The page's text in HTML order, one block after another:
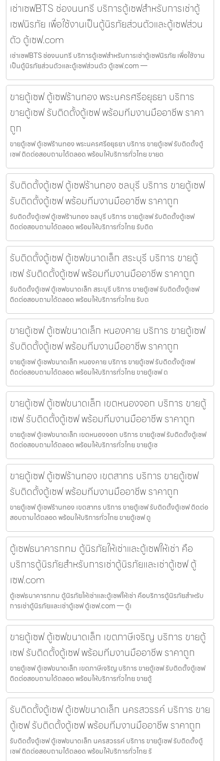
เช่าเซฟBTS ช่องนนทรี บริการตู้เซฟสำหรับการเช่าตู้
เซฟนิรภัย เพื่อใช้งานเป็นตู้นิรภัยส่วนตัวและตู้เซฟส่วน
ตัว ตู้เซฟ.com
เช่าเซฟBTS ช่องนนทรี บริการตู้เซฟสำหรับการเช่าตู้เซฟนิรภัย เพื่อใช้งาน
เป็นตู้นิรภัยส่วนตัวและตู้เซฟส่วนตัว ตู้เซฟ.com —
ขายตู้เซฟ ตู้เซฟร้านทอง พระนครศรีอยุธยา บริการ
ขายตู้เซฟ รับติดตั้งตู้เซฟ พร้อมทีมงานมืออาชีพ ราคา
ถูก
ขายตู้เซฟ ตู้เซฟร้านทอง พระนครศรีอยุธยา บริการ ขายตู้เซฟ รับติดตั้งตู้
เซฟ ติดต่อสอบถามได้ตลอด พร้อมให้บริการทั่วไทย ขายต
รับติดตั้งตู้เซฟ ตู้เซฟร้านทอง ชลบุรี บริการ ขายตู้เซฟ
รับติดตั้งตู้เซฟ พร้อมทีมงานมืออาชีพ ราคาถูก
รับติดตั้งตู้เซฟ ตู้เซฟร้านทอง ชลบุรี บริการ ขายตู้เซฟ รับติดตั้งตู้เซฟ
ติดต่อสอบถามได้ตลอด พร้อมให้บริการทั่วไทย รับติด
รับติดตั้งตู้เซฟ ตู้เซฟขนาดเล็ก สระบุรี บริการ ขายตู้
เซฟ รับติดตั้งตู้เซฟ พร้อมทีมงานมืออาชีพ ราคาถูก
รับติดตั้งตู้เซฟ ตู้เซฟขนาดเล็ก สระบุรี บริการ ขายตู้เซฟ รับติดตั้งตู้เซฟ
ติดต่อสอบถามได้ตลอด พร้อมให้บริการทั่วไทย รับต
ขายตู้เซฟ ตู้เซฟขนาดเล็ก หนองคาย บริการ ขายตู้เซฟ
รับติดตั้งตู้เซฟ พร้อมทีมงานมืออาชีพ ราคาถูก
ขายตู้เซฟ ตู้เซฟขนาดเล็ก หนองคาย บริการ ขายตู้เซฟ รับติดตั้งตู้เซฟ
ติดต่อสอบถามได้ตลอด พร้อมให้บริการทั่วไทย ขายตู้เซฟ ต
ขายตู้เซฟ ตู้เซฟขนาดเล็ก เขตหนองจอก บริการ ขายตู้
เซฟ รับติดตั้งตู้เซฟ พร้อมทีมงานมืออาชีพ ราคาถูก
ขายตู้เซฟ ตู้เซฟขนาดเล็ก เขตหนองจอก บริการ ขายตู้เซฟ รับติดตั้งตู้เซฟ
ติดต่อสอบถามได้ตลอด พร้อมให้บริการทั่วไทย ขายตู้เซ
ขายตู้เซฟ ตู้เซฟร้านทอง เขตสาทร บริการ ขายตู้เซฟ
รับติดตั้งตู้เซฟ พร้อมทีมงานมืออาชีพ ราคาถูก
ขายตู้เซฟ ตู้เซฟร้านทอง เขตสาทร บริการ ขายตู้เซฟ รับติดตั้งตู้เซฟ ติดต่อ
สอบถามได้ตลอด พร้อมให้บริการทั่วไทย ขายตู้เซฟ ตู
ตู้เซฟธนาคารกทม ตู้นิรภัยให้เช่าและตู้เซฟให้เช่า คือ
บริการตู้นิรภัยสำหรับการเช่าตู้นิรภัยและเช่าตู้เซฟ ตู้
เซฟ.com
ตู้เซฟธนาคารกทม ตู้นิรภัยให้เช่าและตู้เซฟให้เช่า คือบริการตู้นิรภัยสำหรับ
การเช่าตู้นิรภัยและเช่าตู้เซฟ ตู้เซฟ.com — ตู้เ
ขายตู้เซฟ ตู้เซฟขนาดเล็ก เขตภาษีเจริญ บริการ ขายตู้
เซฟ รับติดตั้งตู้เซฟ พร้อมทีมงานมืออาชีพ ราคาถูก
ขายตู้เซฟ ตู้เซฟขนาดเล็ก เขตภาษีเจริญ บริการ ขายตู้เซฟ รับติดตั้งตู้เซฟ
ติดต่อสอบถามได้ตลอด พร้อมให้บริการทั่วไทย ขายตู้
รับติดตั้งตู้เซฟ ตู้เซฟขนาดเล็ก นครสวรรค์ บริการ ขาย
ตู้เซฟ รับติดตั้งตู้เซฟ พร้อมทีมงานมืออาชีพ ราคาถูก
รับติดตั้งตู้เซฟ ตู้เซฟขนาดเล็ก นครสวรรค์ บริการ ขายตู้เซฟ รับติดตั้งตู้
เซฟ ติดต่อสอบถามได้ตลอด พร้อมให้บริการทั่วไทย รั